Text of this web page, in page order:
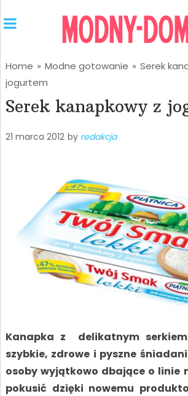
Home » Modne gotowanie » Serek
jogurtem
Serek kanapkowy z
21 marca 2012 by redakcja
Kanapka z delikatnym
szybkie, zdrowe i pyszne
osoby wyjątkowo dbające o linie
pokusić dzięki nowemu